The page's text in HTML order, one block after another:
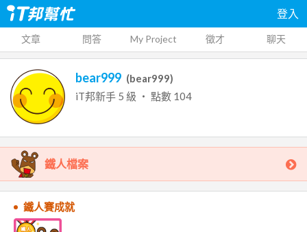
登入
文章 問答 My Project 徵才 聊天
bear999 (bear999)
iT邦新手 5 級 ‧ 點數 104
鐵人檔案
鐵人賽成就